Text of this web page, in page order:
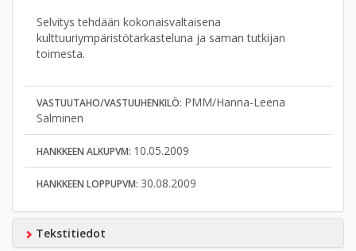
Selvitys tehdään kokonaisvaltaisena
kulttuuriympäristötarkasteluna ja saman tutkijan
toimesta.
VASTUUTAHO/VASTUUHENKILÖ: PMM/Hanna-Leena
Salminen
HANKKEEN ALKUPVM: 10.05.2009
HANKKEEN LOPPUPVM: 30.08.2009
Tekstitiedot